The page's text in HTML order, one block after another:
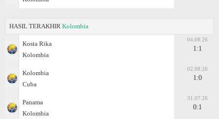
HASIL TERAKHIR Kolombia
Kosta Rika
Kolombia
04.08.26
1:1
Kolombia
Cuba
02.08.26
1:0
Panama
Kolombia
31.07.26
0:1